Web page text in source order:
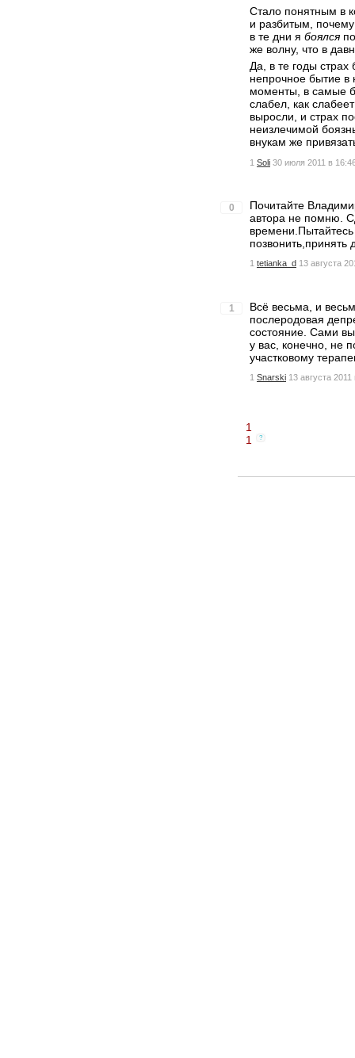
Стало понятным в
и разбитым,
в те дни я боялся
же волну, что в
Да, в те годы страх
непрочное бытие
моменты, в самые
слабел, как
выросли, и страх
неизлечимой
внукам же
1 Soli 30 июля 2011 в
0
Почитайте
автора не помню.
времени.Пытайтесь
1 tetianka_d 13 августа
1
Всё весьма, и
послеродовая
состояние. Сами
у вас, конечно, не
участковому
1 Snarski 13 августа 2011
1
1
?